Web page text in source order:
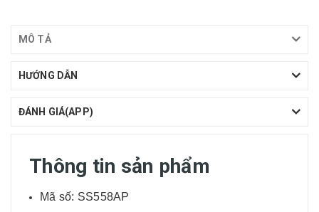
MÔ TẢ
HƯỚNG DẪN
ĐÁNH GIÁ(APP)
Thông tin sản phẩm
Mã số: SS558AP